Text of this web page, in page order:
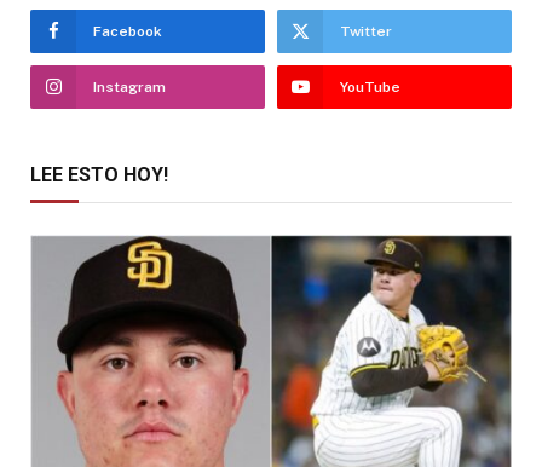
Facebook Twitter
Instagram YouTube
LEE ESTO HOY!